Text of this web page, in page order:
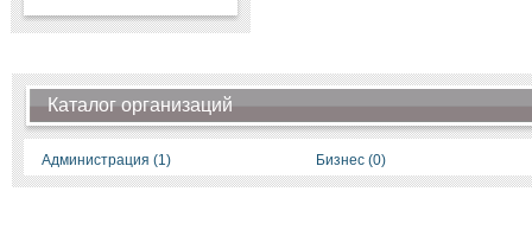
Каталог организаций
Администрация (1) Бизнес (0)